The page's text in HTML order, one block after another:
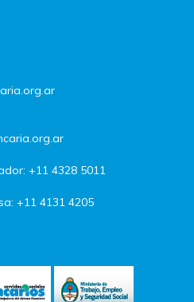
+11 4328 5011
+11 4131 4205